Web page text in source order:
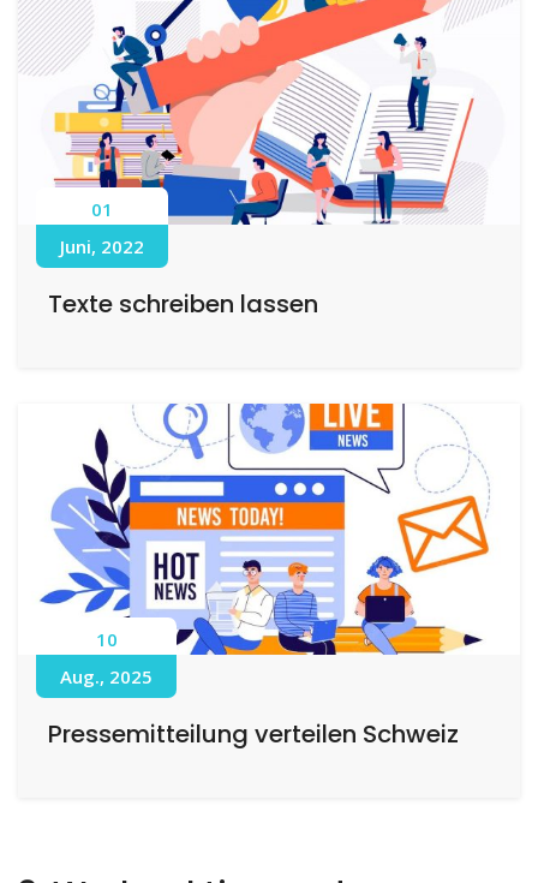
01
Juni, 2022
Texte schreiben lassen
10
Aug., 2025
Pressemitteilung verteilen Schweiz